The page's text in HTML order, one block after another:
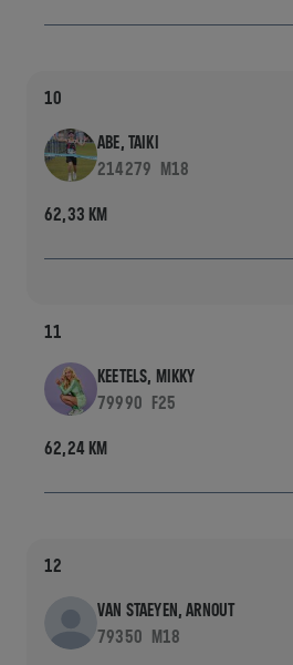
10
ABE, TAIKI
214279 M18
62,33 KM
11
KEETELS, MIKKY
79990 F25
62,24 KM
12
VAN STAEYEN, ARNOUT
79350 M18